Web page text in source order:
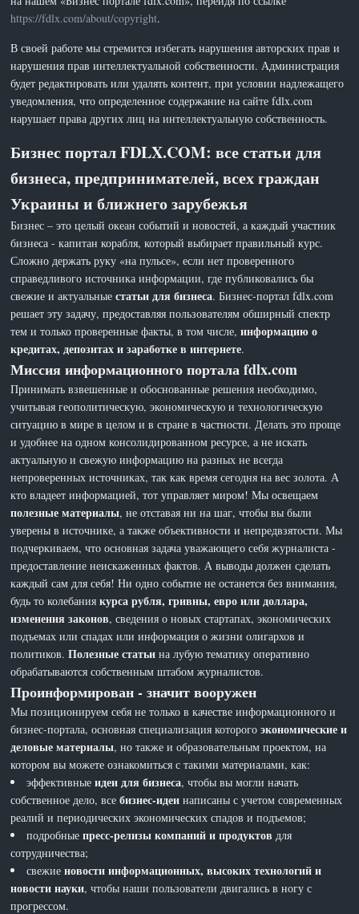
https://fdlx.com/about/copyright.
В своей работе мы стремится избегать нарушения авторских прав и
нарушения прав интеллектуальной собственности. Администрация
будет редактировать или удалять контент, при условии надлежащего
уведомления, что определенное содержание на сайте fdlx.com
нарушает права других лиц на интеллектуальную собственность.
Бизнес портал FDLX.COM: все статьи для
бизнеса, предпринимателей, всех граждан
Украины и ближнего зарубежья
Бизнес – это целый океан событий и новостей, а каждый участник
бизнеса - капитан корабля, который выбирает правильный курс.
Сложно держать руку «на пульсе», если нет проверенного
справедливого источника информации, где публиковались бы
свежие и актуальныестатьи для бизнеса. Бизнес-портал fdlx.com
решает эту задачу, предоставляя пользователям обширный спектр
тем и только проверенные факты, в том числе,информацию о
кредитах, депозитах и заработке в интернете.
Миссия информационного портала fdlx.com
Принимать взвешенные и обоснованные решения необходимо,
учитывая геополитическую, экономическую и технологическую
ситуацию в мире в целом и в стране в частности. Делать это проще
и удобнее на одном консолидированном ресурсе, а не искать
актуальную и свежую информацию на разных не всегда
непроверенных источниках, так как время сегодня на вес золота. А
кто владеет информацией, тот управляет миром! Мы освещаем
полезные материалы, не отставая ни на шаг, чтобы вы были
уверены в источнике, а также объективности и непредвзятости. Мы
подчеркиваем, что основная задача уважающего себя журналиста -
предоставление неискаженных фактов. А выводы должен сделать
каждый сам для себя! Ни одно событие не останется без внимания,
будь то колебаниякурса рубля, гривны, евро или доллара,
изменения законов, сведения о новых стартапах, экономических
подъемах или спадах или информация о жизни олигархов и
политиков.Полезные статьи на лубую тематику оперативно
обрабатываются собственным штабом журналистов.
Проинформирован - значит вооружен
Мы позиционируем себя не только в качестве информационного и
бизнес-портала, основная специализация которогоэкономические и
деловые материалы, но также и образовательным проектом, на
котором вы можете ознакомиться с такими материалами, как:
эффективныеидеи для бизнеса, чтобы вы могли начать
собственное дело, всебизнес-идеи написаны с учетом современных
реалий и периодических экономических спадов и подъемов;
подробныепресс-релизы компаний и продуктов для
сотрудничества;
свежиеновости информационных, высоких технологий и
новости науки, чтобы наши пользователи двигались в ногу с
прогрессом.